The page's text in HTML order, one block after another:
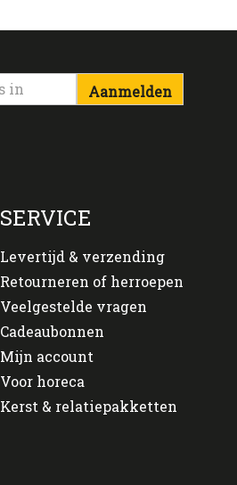
Aanmelden
SERVICE
Levertijd & verzending
Retourneren of herroepen
Veelgestelde vragen
Cadeaubonnen
Mijn account
Voor horeca
Kerst & relatiepakketten